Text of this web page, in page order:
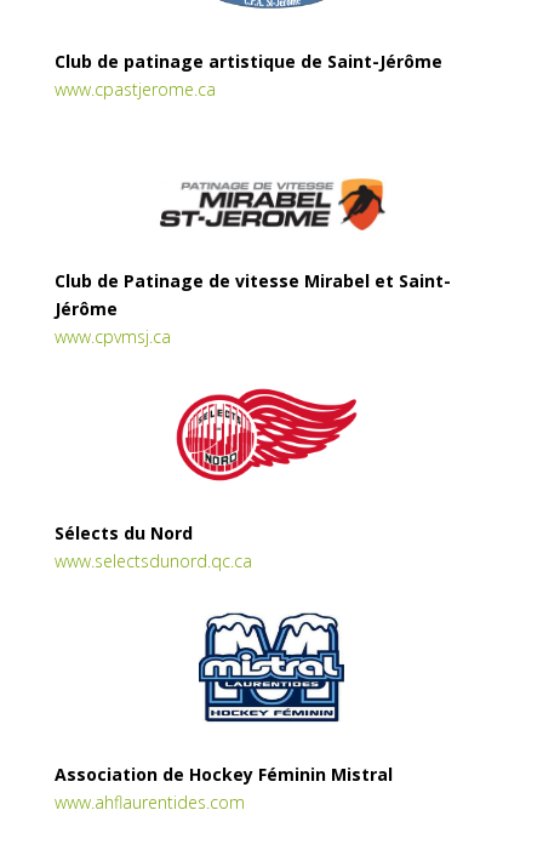
Club de patinage artistique de Saint-Jérôme
www.cpastjerome.ca
Club de Patinage de vitesse Mirabel et Saint-
Jérôme
www.cpvmsj.ca
Sélects du Nord
www.selectsdunord.qc.ca
Association de Hockey Féminin Mistral
www.ahflaurentides.com